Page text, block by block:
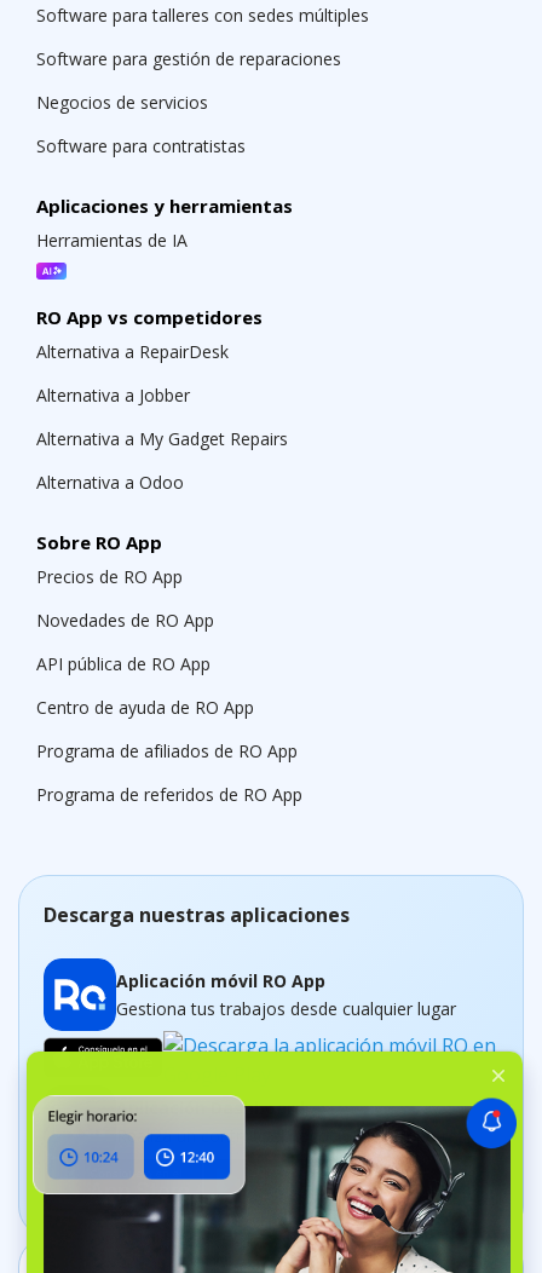
Software para talleres con sedes múltiples
Software para gestión de reparaciones
Negocios de servicios
Software para contratistas
Aplicaciones y herramientas
Herramientas de IA
RO App vs competidores
Alternativa a RepairDesk
Alternativa a Jobber
Alternativa a My Gadget Repairs
Alternativa a Odoo
Sobre RO App
Precios de RO App
Novedades de RO App
API pública de RO App
Centro de ayuda de RO App
Programa de afiliados de RO App
Programa de referidos de RO App
Descarga nuestras aplicaciones
Aplicación móvil RO App
Gestiona tus trabajos desde cualquier lugar
Aplicación Dashboard
Realiza un control del negocio en tiempo real